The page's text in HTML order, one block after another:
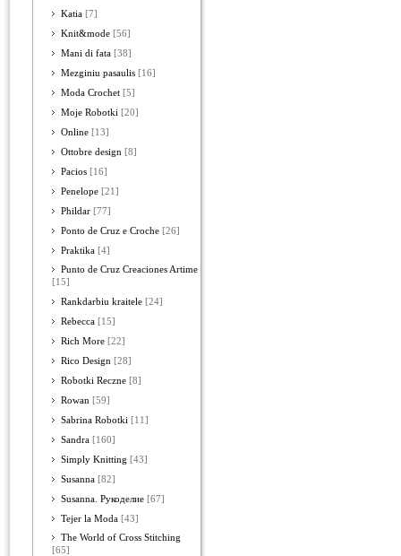
Katia [7]
Knit&mode [56]
Mani di fata [38]
Mezginiu pasaulis [16]
Moda Crochet [5]
Moje Robotki [20]
Online [13]
Ottobre design [8]
Pacios [16]
Penelope [21]
Phildar [77]
Ponto de Cruz e Croche [26]
Praktika [4]
Punto de Cruz Creaciones Artime
[15]
Rankdarbiu kraitele [24]
Rebecca [15]
Rich More [22]
Rico Design [28]
Robotki Reczne [8]
Rowan [59]
Sabrina Robotki [11]
Sandra [160]
Simply Knitting [43]
Susanna [82]
Susanna. Рукоделие [67]
Tejer la Moda [43]
The World of Cross Stitching
[65]